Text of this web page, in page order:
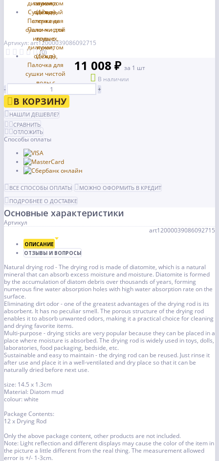
Артикул: art12000039086092715
(0)
11 008 ₽ за 1 шт
В наличии
-
+
В КОРЗИНУ
НАШЛИ ДЕШЕВЛЕ?
СРАВНИТЬ
ОТЛОЖИТЬ
Способы оплаты
ВСЕ СПОСОБЫ ОПЛАТЫ
МОЖНО ОФОРМИТЬ В КРЕДИТ
ПОДРОБНЕЕ О ДОСТАВКЕ
Основные характеристики
Артикул
art12000039086092715
ОПИСАНИЕ
ОТЗЫВЫ И ВОПРОСЫ
Natural drying rod - The drying rod is made of diatomite, which is a natural
mineral that can absorb excess moisture and moisture. Diatomite is formed
by the accumulation of diatom debris over thousands of years, forming
numerous fine water absorption holes with high water absorption rate on the
surface.
Eliminating dirt odor - one of the greatest advantages of the drying rod is its
absorbent. It has no peculiar smell. The porous structure of the drying rod
enables it to absorb unwanted odors, making it a practical choice for cleaning
and drying favorite items.
Multi-purpose - drying sticks are very popular because they can be placed in a
place where moisture is absorbed. The drying rod is widely used in toys, dolls,
laboratories, food packaging, bedside, etc.
Sustainable and easy to maintain - the drying rod can be reused. Just rinse it
after use and place it in a well-ventilated and dry place so that it can be
naturally dried before next use.
size: 14.5 x 1.3cm
Material: Diatom mud
colour: white
Package Contents:
12 x Drying Rod
Only the above package content, other products are not included.
Note: Light reflection and different displays may cause the color of the item in
the picture a little different from the real thing. The measurement allowed
error is +/- 1-3cm.